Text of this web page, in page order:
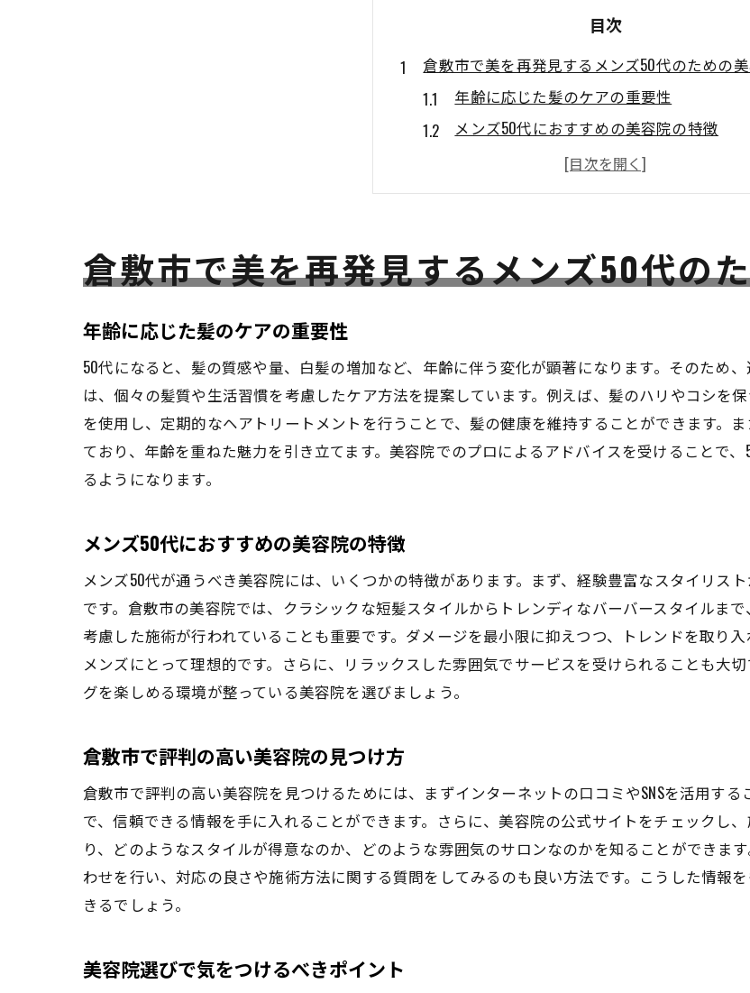
目次
倉敷市で美を再発見するメンズ50代のための
年齢に応じた髪のケアの重要性
メンズ50代におすすめの美容院の特徴
倉敷市で評判の高い美容院の見つけ方
美容院選びで気をつけるべきポイント
自分に合ったスタイルの提案を受けられる
倉敷市で魅力を引き出すメンズヘアスタイル
美容師とのコミュニケーションの工夫
トレンドを取り入れたスタイル作り
倉敷市内でのスタイルサンプル紹介
流行のスタイルに挑戦するメリット
倉敷市で取り入れられている最新技術
トレンドに左右されない自分らしさの追求
美容院でのトレンドセミナーの活用法
プロが教えるトレンドと実用性の両立法
プロの視点で選ぶ美容院の見極め方
個性を演出するカラーリングの選び方
美容院でのカウンセリングの重要性
倉敷市でのスタイルチェンジ成功事例
倉敷市で美を再発見するメンズ50代の
年齢に応じた髪のケアの重要性
50代になると、髪の質感や量、白髪の増加など、年齢に伴う変化が顕著になります。そのため
は、個々の髪質や生活習慣を考慮したケア方法を提案しています。例えば、髪のハリやコシを
を使用し、定期的なヘアトリートメントを行うことで、髪の健康を維持することができます。
ており、年齢を重ねた魅力を引き立てます。美容院でのプロによるアドバイスを受けることで
るようになります。
メンズ50代におすすめの美容院の特徴
メンズ50代が通うべき美容院には、いくつかの特徴があります。まず、経験豊富なスタイリス
です。倉敷市の美容院では、クラシックな短髪スタイルからトレンディなバーバースタイルま
考慮した施術が行われていることも重要です。ダメージを最小限に抑えつつ、トレンドを取り
メンズにとって理想的です。さらに、リラックスした雰囲気でサービスを受けられることも大
グを楽しめる環境が整っている美容院を選びましょう。
倉敷市で評判の高い美容院の見つけ方
倉敷市で評判の高い美容院を見つけるためには、まずインターネットの口コミやSNSを活用す
で、信頼できる情報を手に入れることができます。さらに、美容院の公式サイトをチェックし
り、どのようなスタイルが得意なのか、どのような雰囲気のサロンなのかを知ることができま
わせを行い、対応の良さや施術方法に関する質問をしてみるのも良い方法です。こうした情報
きるでしょう。
美容院選びで気をつけるべきポイント